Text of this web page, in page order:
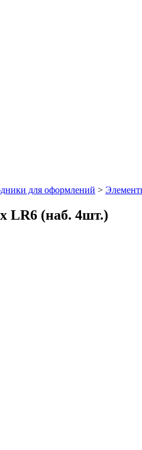
для оформлений >
LR6 (наб. 4шт.)